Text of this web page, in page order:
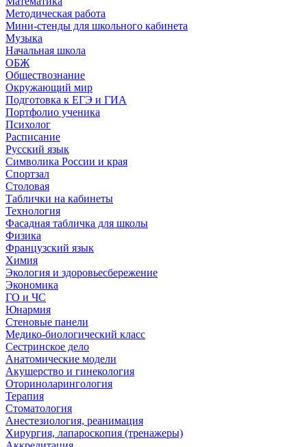
Методическая работа
Мини-стенды для школьного кабинета
Музыка
Начальная школа
ОБЖ
Обществознание
Окружающий мир
Подготовка к ЕГЭ и ГИА
Портфолио ученика
Психолог
Расписание
Русский язык
Символика России и края
Спортзал
Столовая
Таблички на кабинеты
Технология
Фасадная табличка для школы
Физика
Французский язык
Химия
Экология и здоровьесбережение
Экономика
ГО и ЧС
Юнармия
Стеновые панели
Медико-биологический класс
Сестринское дело
Анатомические модели
Акушерство и гинекология
Оториноларингология
Терапия
Стоматология
Анестезиология, реанимация
Хирургия, лапароскопия (тренажеры)